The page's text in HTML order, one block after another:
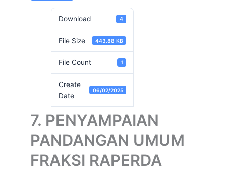
Download 4
File Size 443.88 KB
File Count 1
Create
Date
06/02/2025
7. PENYAMPAIAN
PANDANGAN UMUM
FRAKSI RAPERDA